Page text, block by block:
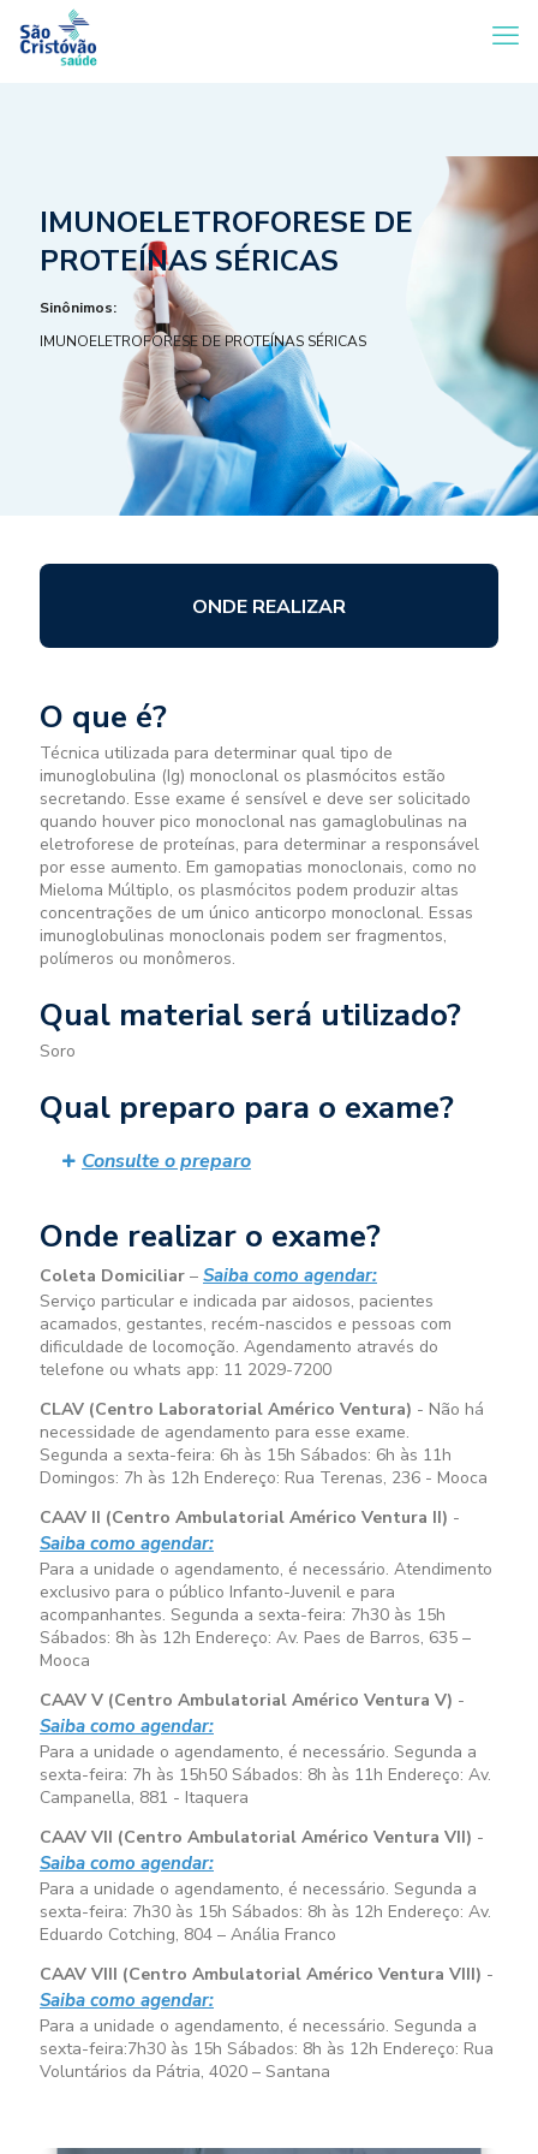
IMUNOELETROFORESE DE
PROTEÍNAS SÉRICAS
Sinônimos:
IMUNOELETROFORESE DE PROTEÍNAS SÉRICAS
ONDE REALIZAR
O que é?
Técnica utilizada para determinar qual tipo de
imunoglobulina (Ig) monoclonal os plasmócitos estão
secretando. Esse exame é sensível e deve ser solicitado
quando houver pico monoclonal nas gamaglobulinas na
eletroforese de proteínas, para determinar a responsável
por esse aumento. Em gamopatias monoclonais, como no
Mieloma Múltiplo, os plasmócitos podem produzir altas
concentrações de um único anticorpo monoclonal. Essas
imunoglobulinas monoclonais podem ser fragmentos,
polímeros ou monômeros.
Qual material será utilizado?
Soro
Qual preparo para o exame?
Consulte o preparo
Onde realizar o exame?
Coleta Domiciliar – Saiba como agendar:
Serviço particular e indicada par aidosos, pacientes
acamados, gestantes, recém-nascidos e pessoas com
dificuldade de locomoção. Agendamento através do
telefone ou whats app: 11 2029-7200
CLAV (Centro Laboratorial Américo Ventura) - Não há
necessidade de agendamento para esse exame.
Segunda a sexta-feira: 6h às 15h Sábados: 6h às 11h
Domingos: 7h às 12h Endereço: Rua Terenas, 236 - Mooca
CAAV II (Centro Ambulatorial Américo Ventura II) -
Saiba como agendar:
Para a unidade o agendamento, é necessário. Atendimento
exclusivo para o público Infanto-Juvenil e para
acompanhantes. Segunda a sexta-feira: 7h30 às 15h
Sábados: 8h às 12h Endereço: Av. Paes de Barros, 635 –
Mooca
CAAV V (Centro Ambulatorial Américo Ventura V) -
Saiba como agendar:
Para a unidade o agendamento, é necessário. Segunda a
sexta-feira: 7h às 15h50 Sábados: 8h às 11h Endereço: Av.
Campanella, 881 - Itaquera
CAAV VII (Centro Ambulatorial Américo Ventura VII) -
Saiba como agendar:
Para a unidade o agendamento, é necessário. Segunda a
sexta-feira: 7h30 às 15h Sábados: 8h às 12h Endereço: Av.
Eduardo Cotching, 804 – Anália Franco
CAAV VIII (Centro Ambulatorial Américo Ventura VIII) -
Saiba como agendar:
Para a unidade o agendamento, é necessário. Segunda a
sexta-feira:7h30 às 15h Sábados: 8h às 12h Endereço: Rua
Voluntários da Pátria, 4020 – Santana